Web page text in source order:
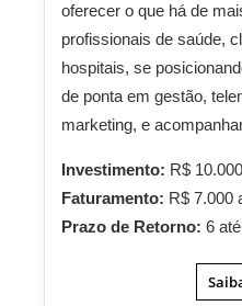
oferecer o que há de
profissionais de saúde,
hospitais, se
de ponta em gestão,
marketing, e
Investimento: R$
Faturamento: R$ 7.000
Prazo de Retorno: 6